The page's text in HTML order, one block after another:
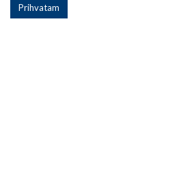
Prihvatam